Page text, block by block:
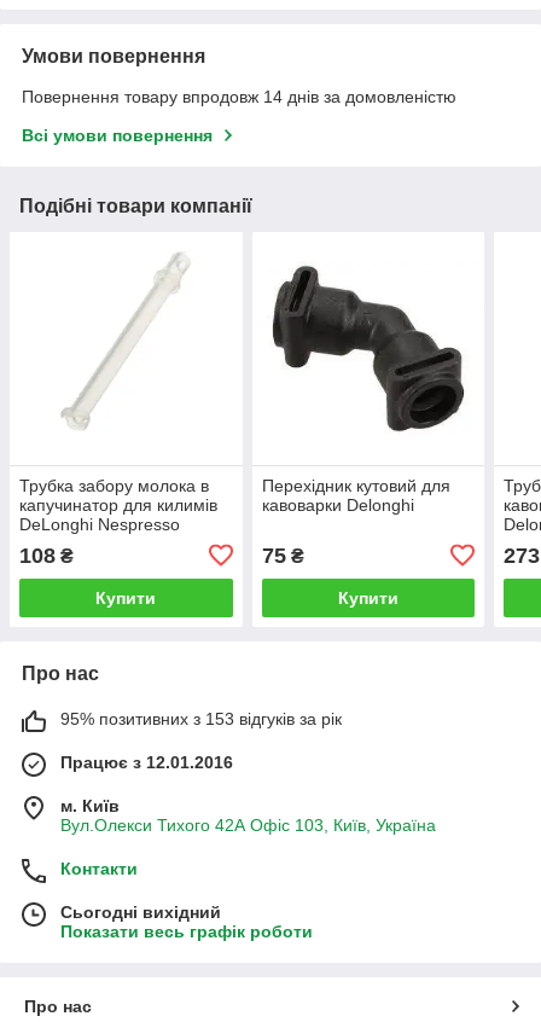
Умови повернення
Повернення товару впродовж 14 днів за домовленістю
Всі умови повернення
Подібні товари компанії
Трубка забору молока в
капучинатор для килимів
DeLonghi Nespresso
108 ₴
Купити
Перехідник кутовий для
кавоварки Delonghi
75₴
Купити
273
Про нас
95% позитивних з 153 відгуків за рік
Працює з 12.01.2016
м. Київ
Вул.Олекси Тихого 42А Офіс 103, Київ, Україна
Контакти
Сьогодні вихідний
Показати весь графік роботи
Про нас